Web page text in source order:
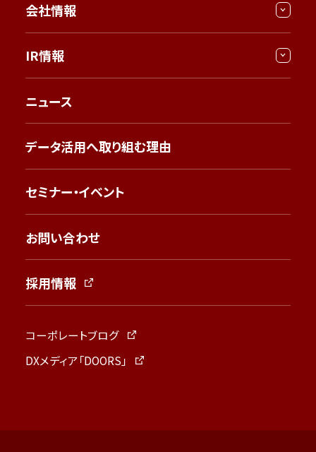
会社情報
IR情報
ニュース
データ活用へ取り組む理由
セミナー・イベント
お問い合わせ
採用情報
コーポレートブログ
DXメディア「DOORS」